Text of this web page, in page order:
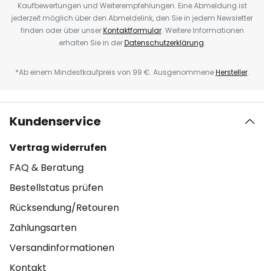
Kaufbewertungen und Weiterempfehlungen. Eine Abmeldung ist
jederzeit möglich über den Abmeldelink, den Sie in jedem Newsletter
finden oder über unserKontaktformular. Weitere Informationen
erhalten Sie in derDatenschutzerklärung.
*Ab einem Mindestkaufpreis von 99 €. AusgenommeneHersteller.
Kundenservice
Vertrag widerrufen
FAQ & Beratung
Bestellstatus prüfen
Rücksendung/Retouren
Zahlungsarten
Versandinformationen
Kontakt